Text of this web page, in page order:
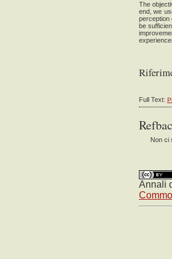
The
end, we
perception
be
Full Text:
Non ci
Annali